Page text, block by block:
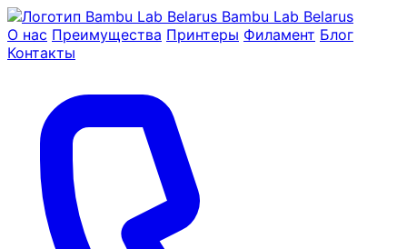
Bambu Lab Belarus
О нас Преимущества Принтеры Филамент Блог
Контакты